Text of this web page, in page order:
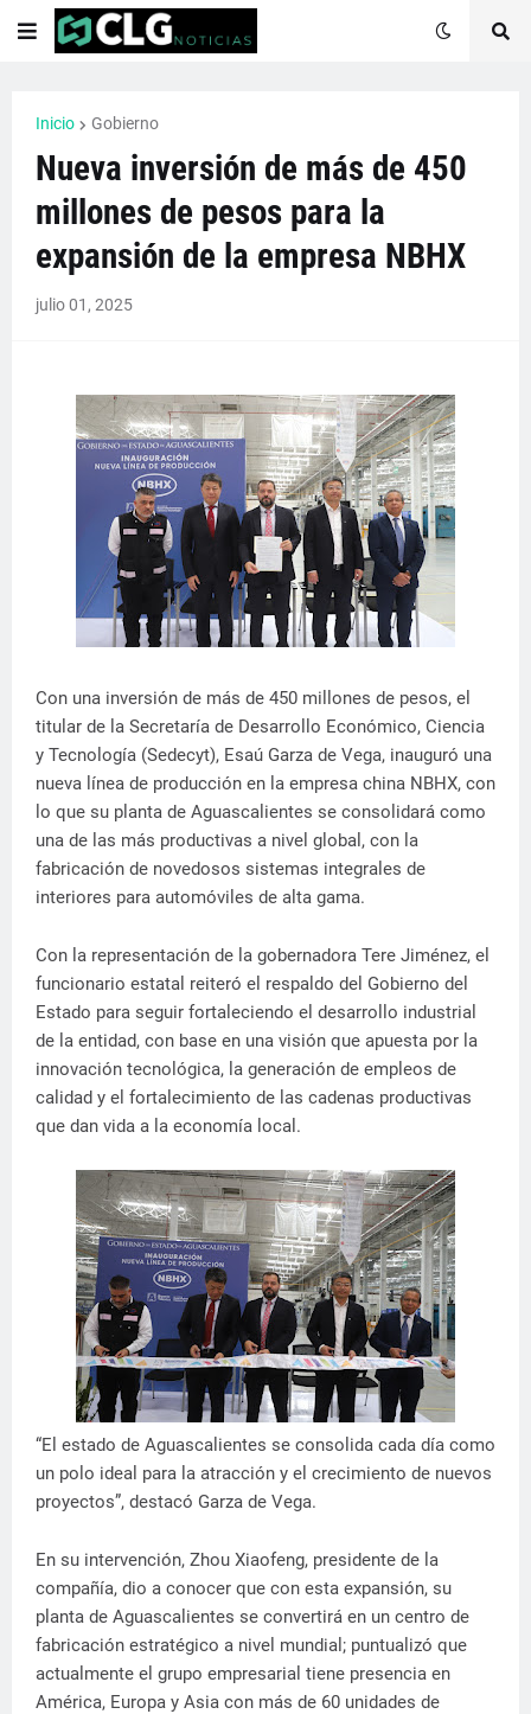
Inicio Gobierno
Nueva inversión de más de 450
millones de pesos para la
expansión de la empresa NBHX
julio 01, 2025
Con una inversión de más de 450 millones de pesos, el
titular de la Secretaría de Desarrollo Económico, Ciencia
y Tecnología (Sedecyt), Esaú Garza de Vega, inauguró una
nueva línea de producción en la empresa china NBHX, con
lo que su planta de Aguascalientes se consolidará como
una de las más productivas a nivel global, con la
fabricación de novedosos sistemas integrales de
interiores para automóviles de alta gama.
Con la representación de la gobernadora Tere Jiménez, el
funcionario estatal reiteró el respaldo del Gobierno del
Estado para seguir fortaleciendo el desarrollo industrial
de la entidad, con base en una visión que apuesta por la
innovación tecnológica, la generación de empleos de
calidad y el fortalecimiento de las cadenas productivas
que dan vida a la economía local.
“El estado de Aguascalientes se consolida cada día como
un polo ideal para la atracción y el crecimiento de nuevos
proyectos”, destacó Garza de Vega.
En su intervención, Zhou Xiaofeng, presidente de la
compañía, dio a conocer que con esta expansión, su
planta de Aguascalientes se convertirá en un centro de
fabricación estratégico a nivel mundial; puntualizó que
actualmente el grupo empresarial tiene presencia en
América, Europa y Asia con más de 60 unidades de